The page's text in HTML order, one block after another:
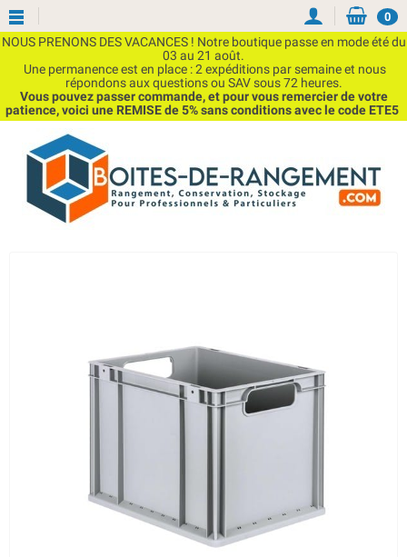
NOUS PRENONS DES VACANCES ! Notre boutique passe en mode été du
03 au 21 août.
Une permanence est en place : 2 expéditions par semaine et nous
répondons aux questions ou SAV sous 72 heures.
Vous pouvez passer commande, et pour vous remercier de votre
patience, voici une REMISE de 5% sans conditions avec le code ETE5
0